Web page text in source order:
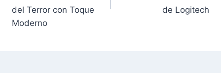
del Terror con Toque
Moderno
de Logitech